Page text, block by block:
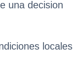
una decision
locales